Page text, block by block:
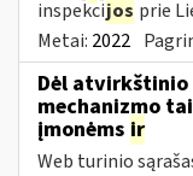
inspekcijos prie
Metai: 2022
Dėl atvirkštinio
mechanizmo
įmonėms ir
Web turinio